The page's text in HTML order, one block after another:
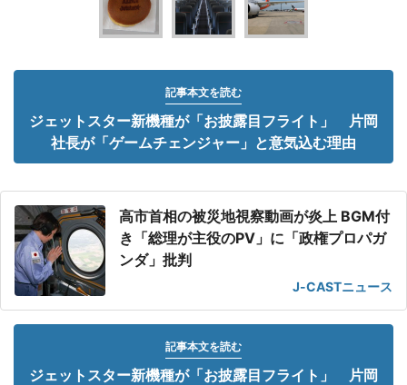
記事本文を読む
ジェットスター新機種が「お披露目フライト」 片岡
社長が「ゲームチェンジャー」と意気込む理由
高市首相の被災地視察動画が炎上 BGM付
き「総理が主役のPV」に「政権プロパガ
ンダ」批判
J-CASTニュース
記事本文を読む
ジェットスター新機種が「お披露目フライト」 片岡